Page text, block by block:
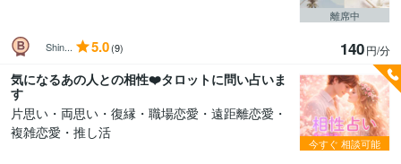
Shin... 5.0(9) 140円/分
離席中
気になるあの人との相性❤️タロットに問い占いま
す
片思い・両思い・復縁・職場恋愛・遠距離恋愛・
複雑恋愛・推し活
今すぐ 相談可能